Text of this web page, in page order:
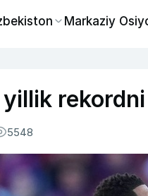
Markaziy
5548